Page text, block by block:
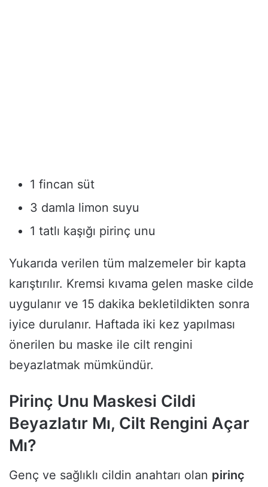
1 fincan süt
3 damla limon suyu
1 tatlı kaşığı pirinç unu
Yukarıda verilen tüm malzemeler bir kapta
karıştırılır. Kremsi kıvama gelen maske cilde
uygulanır ve 15 dakika bekletildikten sonra
iyice durulanır. Haftada iki kez yapılması
önerilen bu maske ile cilt rengini
beyazlatmak mümkündür.
Pirinç Unu Maskesi Cildi
Beyazlatır Mı, Cilt Rengini Açar
Mı?
Genç ve sağlıklı cildin anahtarı olan pirinç